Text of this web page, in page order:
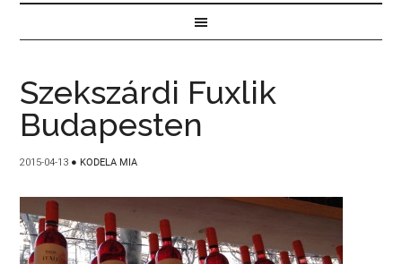
Szekszárdi Fuxlik
Budapesten
2015-04-13 ● KODELA MIA